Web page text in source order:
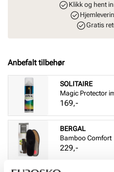
Klikk og hent
Gratis
Anbefalt tilbehør
SOLITAIRE
Magic Protector
Pris
169,-
BERGAL
Bamboo Comfort
Pris
229,-